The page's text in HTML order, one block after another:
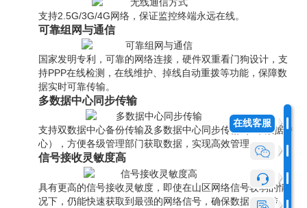
支持2.5G/3G/4G网络，保证监控终端永远在线。
可靠组网与通信
国家发明专利，可靠的网络连接，硬件双重看门狗设计，支
持PPP在线检测，在线维护、掉线自动重拨等功能，保障数
据实时可靠传输。
多数据中心同步传输
支持双数据中心备份传输及多数据中心同步传输（5个数据中
心），方便各级管理部门获取数据，实现高效管理。
信号接收灵敏度高
具有更高的信号接收灵敏度，即使在山区网络信号较弱的情
况下，仍能快速获取到最强的网络信号，确保数据稳定传
在线客服